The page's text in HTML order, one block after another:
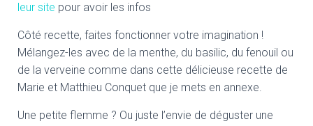
leur site pour avoir les infos
Côté recette, faites fonctionner votre imagination !
Mélangez-les avec de la menthe, du basilic, du fenouil ou
de la verveine comme dans cette délicieuse recette de
Marie et Matthieu Conquet que je mets en annexe.
Une petite flemme ? Ou juste l’envie de déguster une